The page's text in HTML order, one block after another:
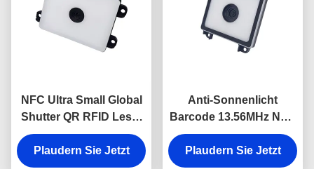
NFC Ultra Small Global
Shutter QR RFID Leser
Modul für Türschloss
und Zahlung
Plaudern Sie Jetzt
Anti-Sonnenlicht
Barcode 13.56MHz NFC
QR RFID Lesegerät mit
Serienanschluss für
Plaudern Sie Jetzt